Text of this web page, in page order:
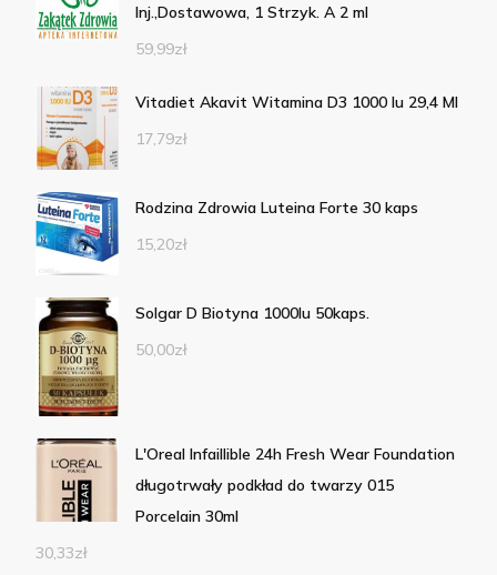
Inj.,Dostawowa, 1 Strzyk. A 2 ml
59,99zł
Vitadiet Akavit Witamina D3 1000 Iu 29,4 Ml
17,79zł
Rodzina Zdrowia Luteina Forte 30 kaps
15,20zł
Solgar D Biotyna 1000Iu 50kaps.
50,00zł
L'Oreal Infaillible 24h Fresh Wear Foundation
długotrwały podkład do twarzy 015
Porcelain 30ml
30,33zł